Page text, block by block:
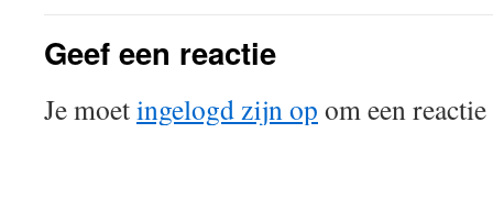
Geef een reactie
Je moetingelogd zijn op om een